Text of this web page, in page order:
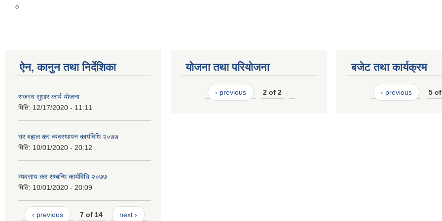
०
ऐन, कानुन तथा निर्देशिका
राजस्व सुधार कार्य याेजना
मिति: 12/17/2020 - 11:11
घर बहाल कर व्यवस्थापन कार्यविधि २०७७
मिति: 10/01/2020 - 20:12
व्यवसाय कर सम्बन्धि कार्यविधि २०७७
मिति: 10/01/2020 - 20:09
‹ previous 7 of 14 next ›
योजना तथा परियोजना
‹ previous 2 of 2
बजेट तथा कार्यक्रम
‹ previous 5